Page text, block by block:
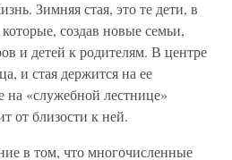
Зимняя стая, это те дети, в
создав новые семьи,
и детей к родителям. В центре
и стая держится на ее
на «служебной лестнице»
от близости к ней.
в том, что многочисленные